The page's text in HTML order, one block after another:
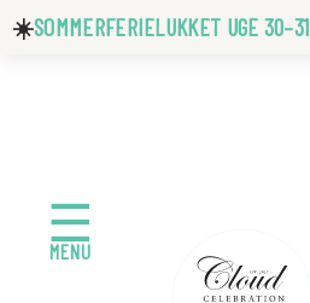
☀️SOMMERFERIELUKKET UGE 30–31
☰
MENU